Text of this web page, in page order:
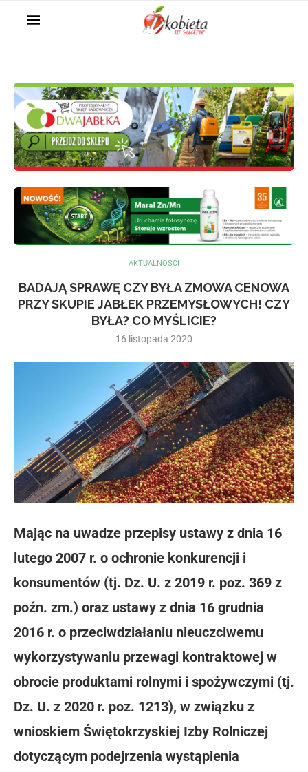
AKTUALNOŚCI
BADAJĄ SPRAWĘ CZY BYŁA ZMOWA CENOWA
PRZY SKUPIE JABŁEK PRZEMYSŁOWYCH! CZY
BYŁA? CO MYŚLICIE?
16 listopada 2020
Mając na uwadze przepisy ustawy z dnia 16
lutego 2007 r. o ochronie konkurencji i
konsumentów (tj. Dz. U. z 2019 r. poz. 369 z
poźn. zm.) oraz ustawy z dnia 16 grudnia
2016 r. o przeciwdziałaniu nieuczciwemu
wykorzystywaniu przewagi kontraktowej w
obrocie produktami rolnymi i spożywczymi (tj.
Dz. U. z 2020 r. poz. 1213), w związku z
wnioskiem Świętokrzyskiej Izby Rolniczej
dotyczącym podejrzenia wystąpienia